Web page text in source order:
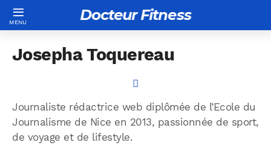
Docteur Fitness
Josepha Toquereau
Journaliste rédactrice web diplômée de l’Ecole du
Journalisme de Nice en 2013, passionnée de sport,
de voyage et de lifestyle.